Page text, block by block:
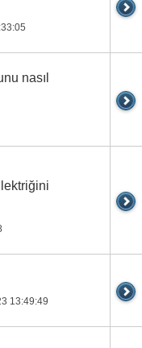
nasıl
13:49:49